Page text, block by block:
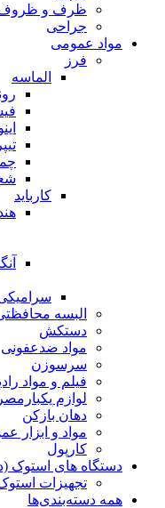
ظرف و
جراحی
مواد عمومی
فرز
الماسه
کارباید
البسه
دستکش
مواد ضدعفونی
سرسوزن
فیلم و مواد
لوازم
دهان بازکن
مواد و ابزار
کارپول
دستگاه های استوک
تجهیزات
همه دسته‌بندی‌ها